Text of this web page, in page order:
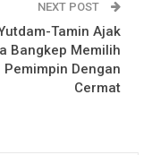
NEXT POST
Tamin Ajak
Bangkep Memilih
Pemimpin Dengan
Cermat